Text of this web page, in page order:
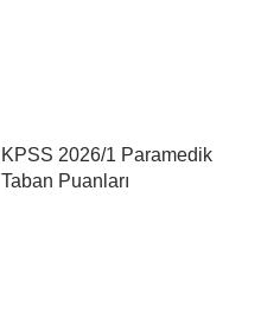
KPSS 2026/1 Paramedik
Taban Puanları